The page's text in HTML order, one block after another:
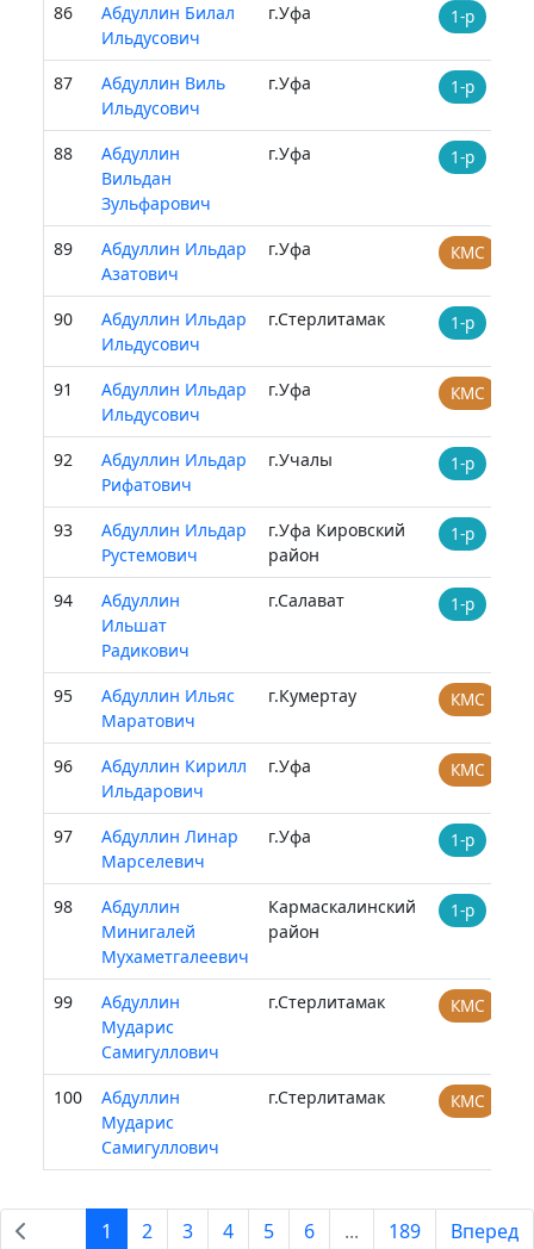
86
Абдуллин Билал
Ильдусович
г.Уфа 1-р
87
Абдуллин Виль
Ильдусович
г.Уфа 1-р
88
Абдуллин
Вильдан
Зульфарович
г.Уфа 1-р
89
Абдуллин Ильдар
Азатович
г.Уфа КМС
90
Абдуллин Ильдар
Ильдусович
г.Стерлитамак 1-р
91
Абдуллин Ильдар
Ильдусович
г.Уфа КМС
92
Абдуллин Ильдар
Рифатович
г.Учалы 1-р
93
Абдуллин Ильдар
Рустемович
г.Уфа Кировский
район
1-р
94
Абдуллин
Ильшат
Радикович
г.Салават 1-р
95
Абдуллин Ильяс
Маратович
г.Кумертау КМС
96
Абдуллин Кирилл
Ильдарович
г.Уфа КМС
97
Абдуллин Линар
Марселевич
г.Уфа 1-р
98
Абдуллин
Минигалей
Мухаметгалеевич
Кармаскалинский
район
1-р
99
Абдуллин
Мударис
Самигуллович
г.Стерлитамак КМС
100
Абдуллин
Мударис
Самигуллович
г.Стерлитамак КМС
1 2 3 4 5 6 ... 189 Вперед